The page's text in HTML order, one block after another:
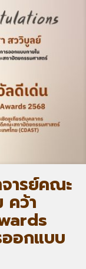
ารย์คณะ
คว้า
ออกแบบ